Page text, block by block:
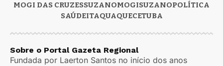
MOGI DAS CRUZESSUZANOMOGISUZANOPOLÍTICA
SAÚDEITAQUAQUECETUBA
Sobre o Portal Gazeta Regional
Fundada por Laerton Santos no início dos anos